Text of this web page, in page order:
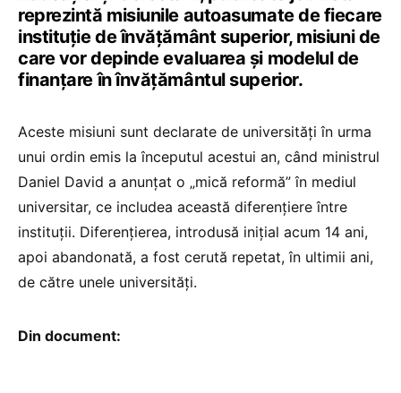
reprezintă misiunile autoasumate de fiecare
instituție de învățământ superior, misiuni de
care vor depinde evaluarea și modelul de
finanțare în învățământul superior.
Aceste misiuni sunt declarate de universități în urma
unui ordin emis la începutul acestui an, când ministrul
Daniel David a anunțat o „mică reformă” în mediul
universitar, ce includea această diferențiere între
instituții. Diferențierea, introdusă inițial acum 14 ani,
apoi abandonată, a fost cerută repetat, în ultimii ani,
de către unele universități.
Din document: